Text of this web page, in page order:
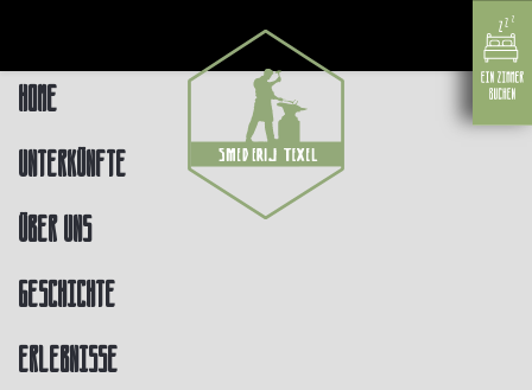
Home
Unterkünfte
Über uns
Geschichte
Erlebnisse